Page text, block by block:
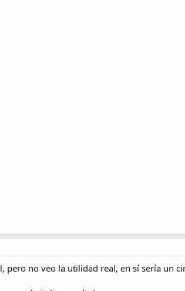
pero no veo la utilidad real, en sí sería un